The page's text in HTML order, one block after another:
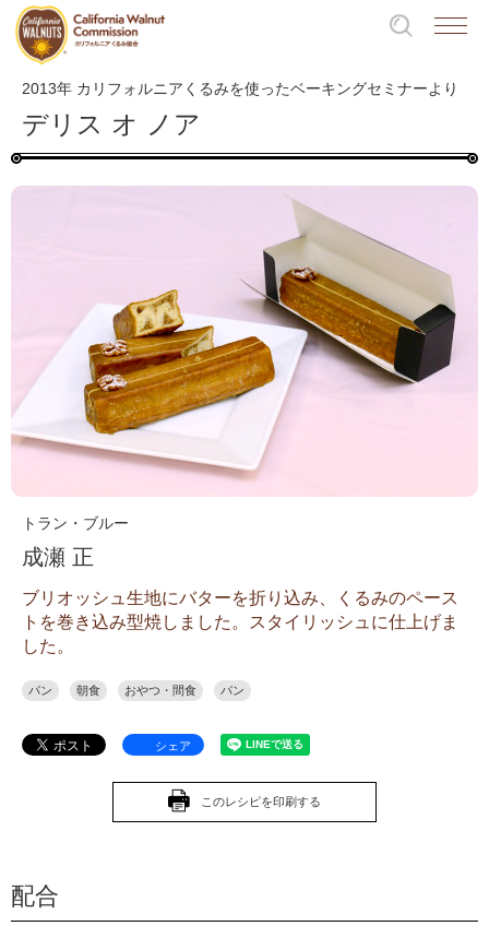
2013年 カリフォルニアくるみを使ったベーキングセミナーより
デリス オ ノア
トラン・ブルー
成瀬 正
ブリオッシュ生地にバターを折り込み、くるみのペース
トを巻き込み型焼しました。スタイリッシュに仕上げま
した。
パン 朝食 おやつ・間食 パン
シェア
このレシピを印刷する
配合